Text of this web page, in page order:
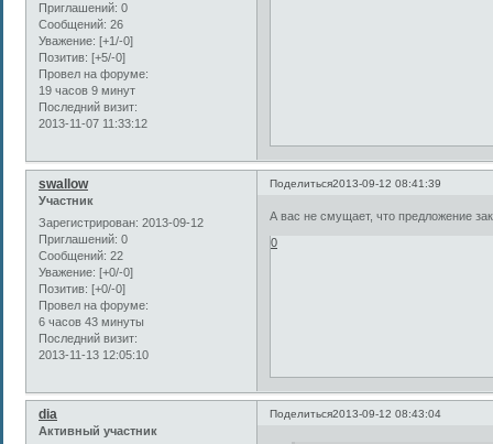
Приглашений: 0
Сообщений: 26
Уважение: [+1/-0]
Позитив: [+5/-0]
Провел на форуме:
19 часов 9 минут
Последний визит:
2013-11-07 11:33:12
Поделиться2013-09-12 08:41:39
swallow
Участник
Зарегистрирован: 2013-09-12
Приглашений: 0
Сообщений: 22
Уважение: [+0/-0]
Позитив: [+0/-0]
Провел на форуме:
6 часов 43 минуты
Последний визит:
2013-11-13 12:05:10
А вас не смущает, что предложение
0
Поделиться2013-09-12 08:43:04
dia
Активный участник